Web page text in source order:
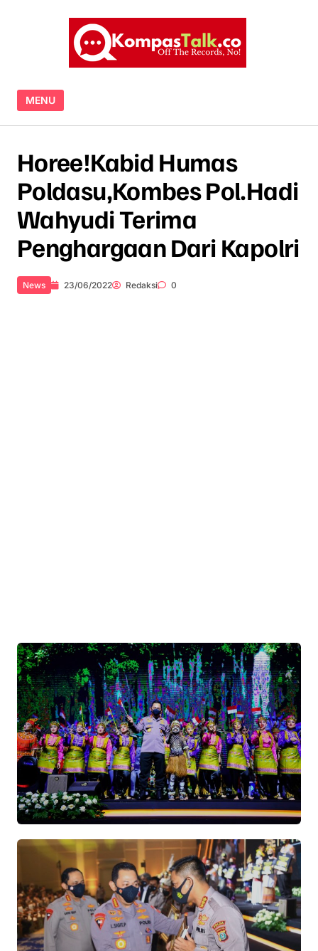
MENU
Horee!Kabid Humas
Poldasu,Kombes Pol.Hadi
Wahyudi Terima
Penghargaan Dari Kapolri
News 23/06/2022 Redaksi 0